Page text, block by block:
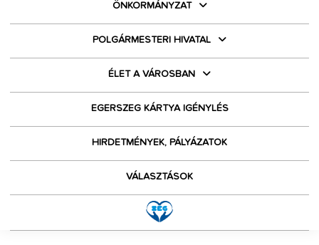
ÖNKORMÁNYZAT
POLGÁRMESTERI HIVATAL
ÉLET A VÁROSBAN
EGERSZEG KÁRTYA IGÉNYLÉS
HIRDETMÉNYEK, PÁLYÁZATOK
VÁLASZTÁSOK